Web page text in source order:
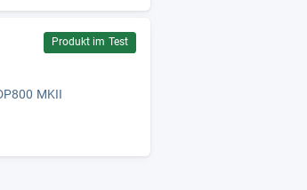
Produkt im Test
MKII